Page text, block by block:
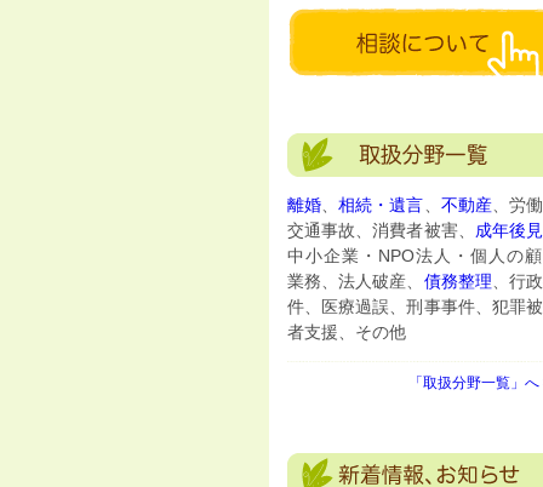
離婚 、相続・遺言 不動産、労働
交通事故、消費者被害、 成年後見
中小企業・NPO法人・個人の顧
業務、法人破産、 債務整理 、行
件、医療過誤、刑事事件、犯罪
者支援、その他
「取扱分野一覧」へ